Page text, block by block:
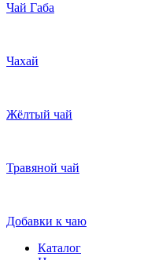
Чай Габа
Чахай
Жёлтый чай
Травяной чай
Добавки к чаю
Каталог